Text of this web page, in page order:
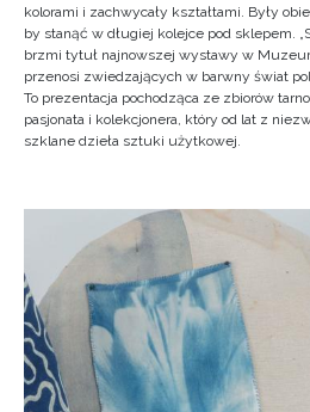
kolorami i zachwycały kształtami. Były
by stanąć w długiej kolejce pod sklepem.
brzmi tytuł najnowszej wystawy w
przenosi zwiedzających w barwny świat
To prezentacja pochodząca ze zbiorów
pasjonata i kolekcjonera, który od lat z
szklane dzieła sztuki użytkowej.